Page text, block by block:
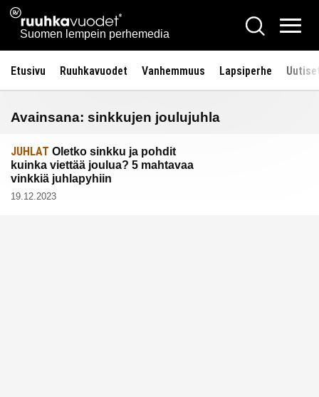
Siirry
sisältöön
Ruuhkavuodet.fi
Suomen lempein perhemedia
Hae
Etusivu Ruuhkavuodet Vanhemmuus Lapsiperhe
Avainsana: sinkkujen joulujuhla
JUHLAT Oletko sinkku ja pohdit
kuinka viettää joulua? 5 mahtavaa
vinkkiä juhlapyhiin
19.12.2023